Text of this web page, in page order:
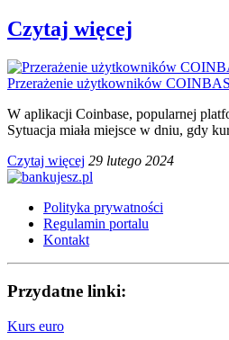
Czytaj więcej
Przerażenie użytkowników
W aplikacji Coinbase, popularnej
Sytuacja miała miejsce w dniu, gdy
Czytaj więcej 29 lutego 2024
Polityka prywatności
Regulamin portalu
Kontakt
Przydatne linki:
Kurs euro